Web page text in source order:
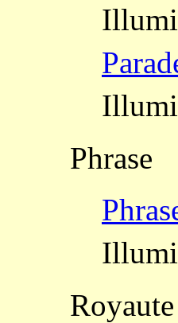
Phrase
Royaute